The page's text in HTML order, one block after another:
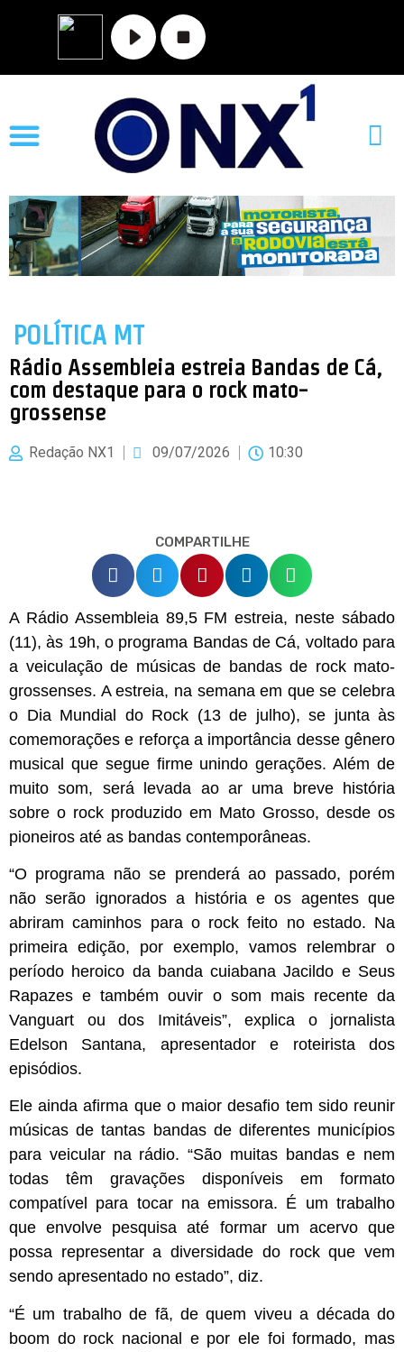
POLÍTICA MT
Rádio Assembleia estreia Bandas de Cá,
com destaque para o rock mato-
grossense
Redação NX1 09/07/2026 10:30
COMPARTILHE
A Rádio Assembleia 89,5 FM estreia, neste sábado
(11), às 19h, o programa Bandas de Cá, voltado para
a veiculação de músicas de bandas de rock mato-
grossenses. A estreia, na semana em que se celebra
o Dia Mundial do Rock (13 de julho), se junta às
comemorações e reforça a importância desse gênero
musical que segue firme unindo gerações. Além de
muito som, será levada ao ar uma breve história
sobre o rock produzido em Mato Grosso, desde os
pioneiros até as bandas contemporâneas.
“O programa não se prenderá ao passado, porém
não serão ignorados a história e os agentes que
abriram caminhos para o rock feito no estado. Na
primeira edição, por exemplo, vamos relembrar o
período heroico da banda cuiabana Jacildo e Seus
Rapazes e também ouvir o som mais recente da
Vanguart ou dos Imitáveis”, explica o jornalista
Edelson Santana, apresentador e roteirista dos
episódios.
Ele ainda afirma que o maior desafio tem sido reunir
músicas de tantas bandas de diferentes municípios
para veicular na rádio. “São muitas bandas e nem
todas têm gravações disponíveis em formato
compatível para tocar na emissora. É um trabalho
que envolve pesquisa até formar um acervo que
possa representar a diversidade do rock que vem
sendo apresentado no estado”, diz.
“É um trabalho de fã, de quem viveu a década do
boom do rock nacional e por ele foi formado, mas